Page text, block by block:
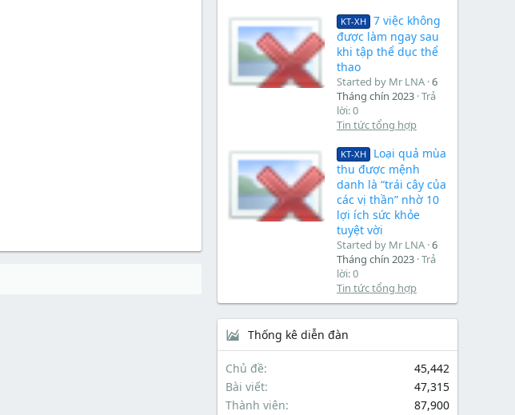
KT-XH
7 việc không
được làm ngay sau
khi tập thể dục thể
thao
Started by Mr LNA 6
Tháng chín 2023 Trả
lời: 0
Tin tức tổng hợp
KT-XH
Loại quả mùa
thu được mệnh
danh là “trái cây của
các vị thần” nhờ 10
lợi ích sức khỏe
tuyệt vời
Started by Mr LNA 6
Tháng chín 2023 Trả
lời: 0
Tin tức tổng hợp
Thống kê diễn đàn
Chủ đề
45,442
Bài viết
47,315
Thành viên
87,900